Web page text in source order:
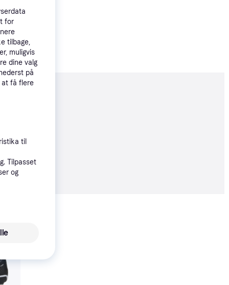
kr.
kr./md.
for
tilbage,
muligvis
dine valg
på
at få flere
til
Tilpasset
og